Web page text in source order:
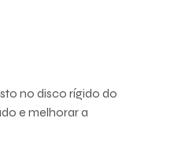
no disco rígido do
e melhorar a